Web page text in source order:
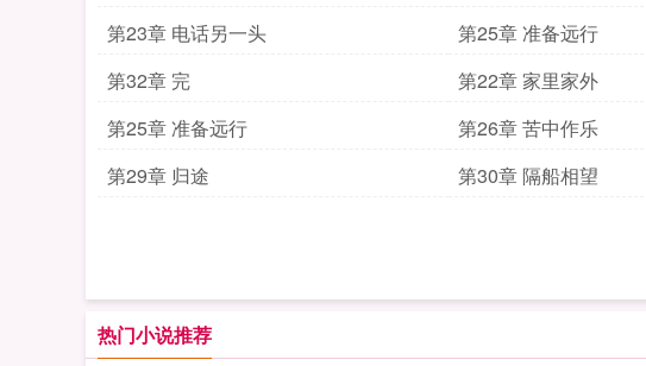
第23章 电话另一头
第25章 准备远行
第32章 完
第22章 家里家外
第25章 准备远行
第26章 苦中作乐
第29章 归途
第30章 隔船相望
热门小说推荐